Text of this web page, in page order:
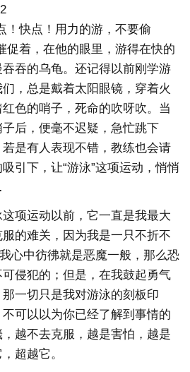
！快点！用力的游，不要偷
促着，在他的眼里，游得在快的
吞的乌龟。还记得以前刚学游
，总是戴着太阳眼镜，穿着火
色的哨子，死命的吹呀吹。当
后，便毫不迟疑，急忙跳下
是有人表现不错，教练也会请
引下，让“游泳”这项运动，悄悄
项运动以前，它一直是我最大
的难关，因为我是一只不折不
心中彷彿就是恶魔一般，那么恐
侵犯的；但是，在我鼓起勇气
一切只是我对游泳的刻板印
可以以为你已经了解到事情的
越不去克服，越是害怕，越是
超越它。